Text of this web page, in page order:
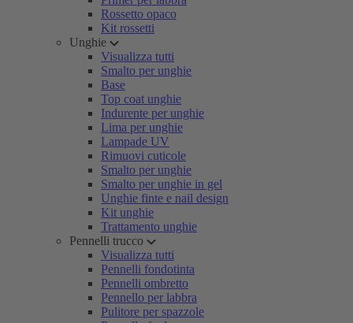
Rossetto opaco
Kit rossetti
Unghie
Visualizza tutti
Smalto per unghie
Base
Top coat unghie
Indurente per unghie
Lima per unghie
Lampade UV
Rimuovi cuticole
Smalto per unghie
Smalto per unghie in gel
Unghie finte e nail design
Kit unghie
Trattamento unghie
Pennelli trucco
Visualizza tutti
Pennelli fondotinta
Pennelli ombretto
Pennello per labbra
Pulitore per spazzole